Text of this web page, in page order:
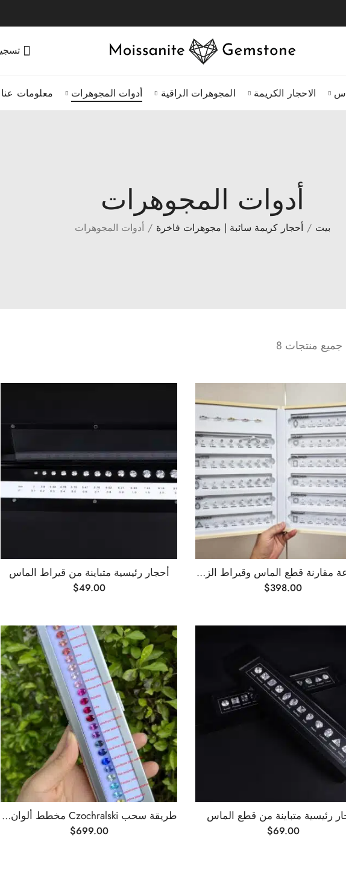
الاحجار الكريمة المجوهرات الراقية أدوات المجوهرات معلومات عنا
أدوات المجوهرات
بيت أحجار كريمة سائبة | مجوهرات فاخرة أدوات المجوهرات
منتجات 8
مجموعة مقارنة قطع الماس وقيراط الزركونيا المكعبة 5A
$398.00
أحجار رئيسية متباينة من قيراط الماس
$49.00
رئيسية متباينة من قطع الماس
$69.00
طريقة سحب Czochralski مخطط ألوان الأحجار الكريمة المزروعة في المختبر
$699.00